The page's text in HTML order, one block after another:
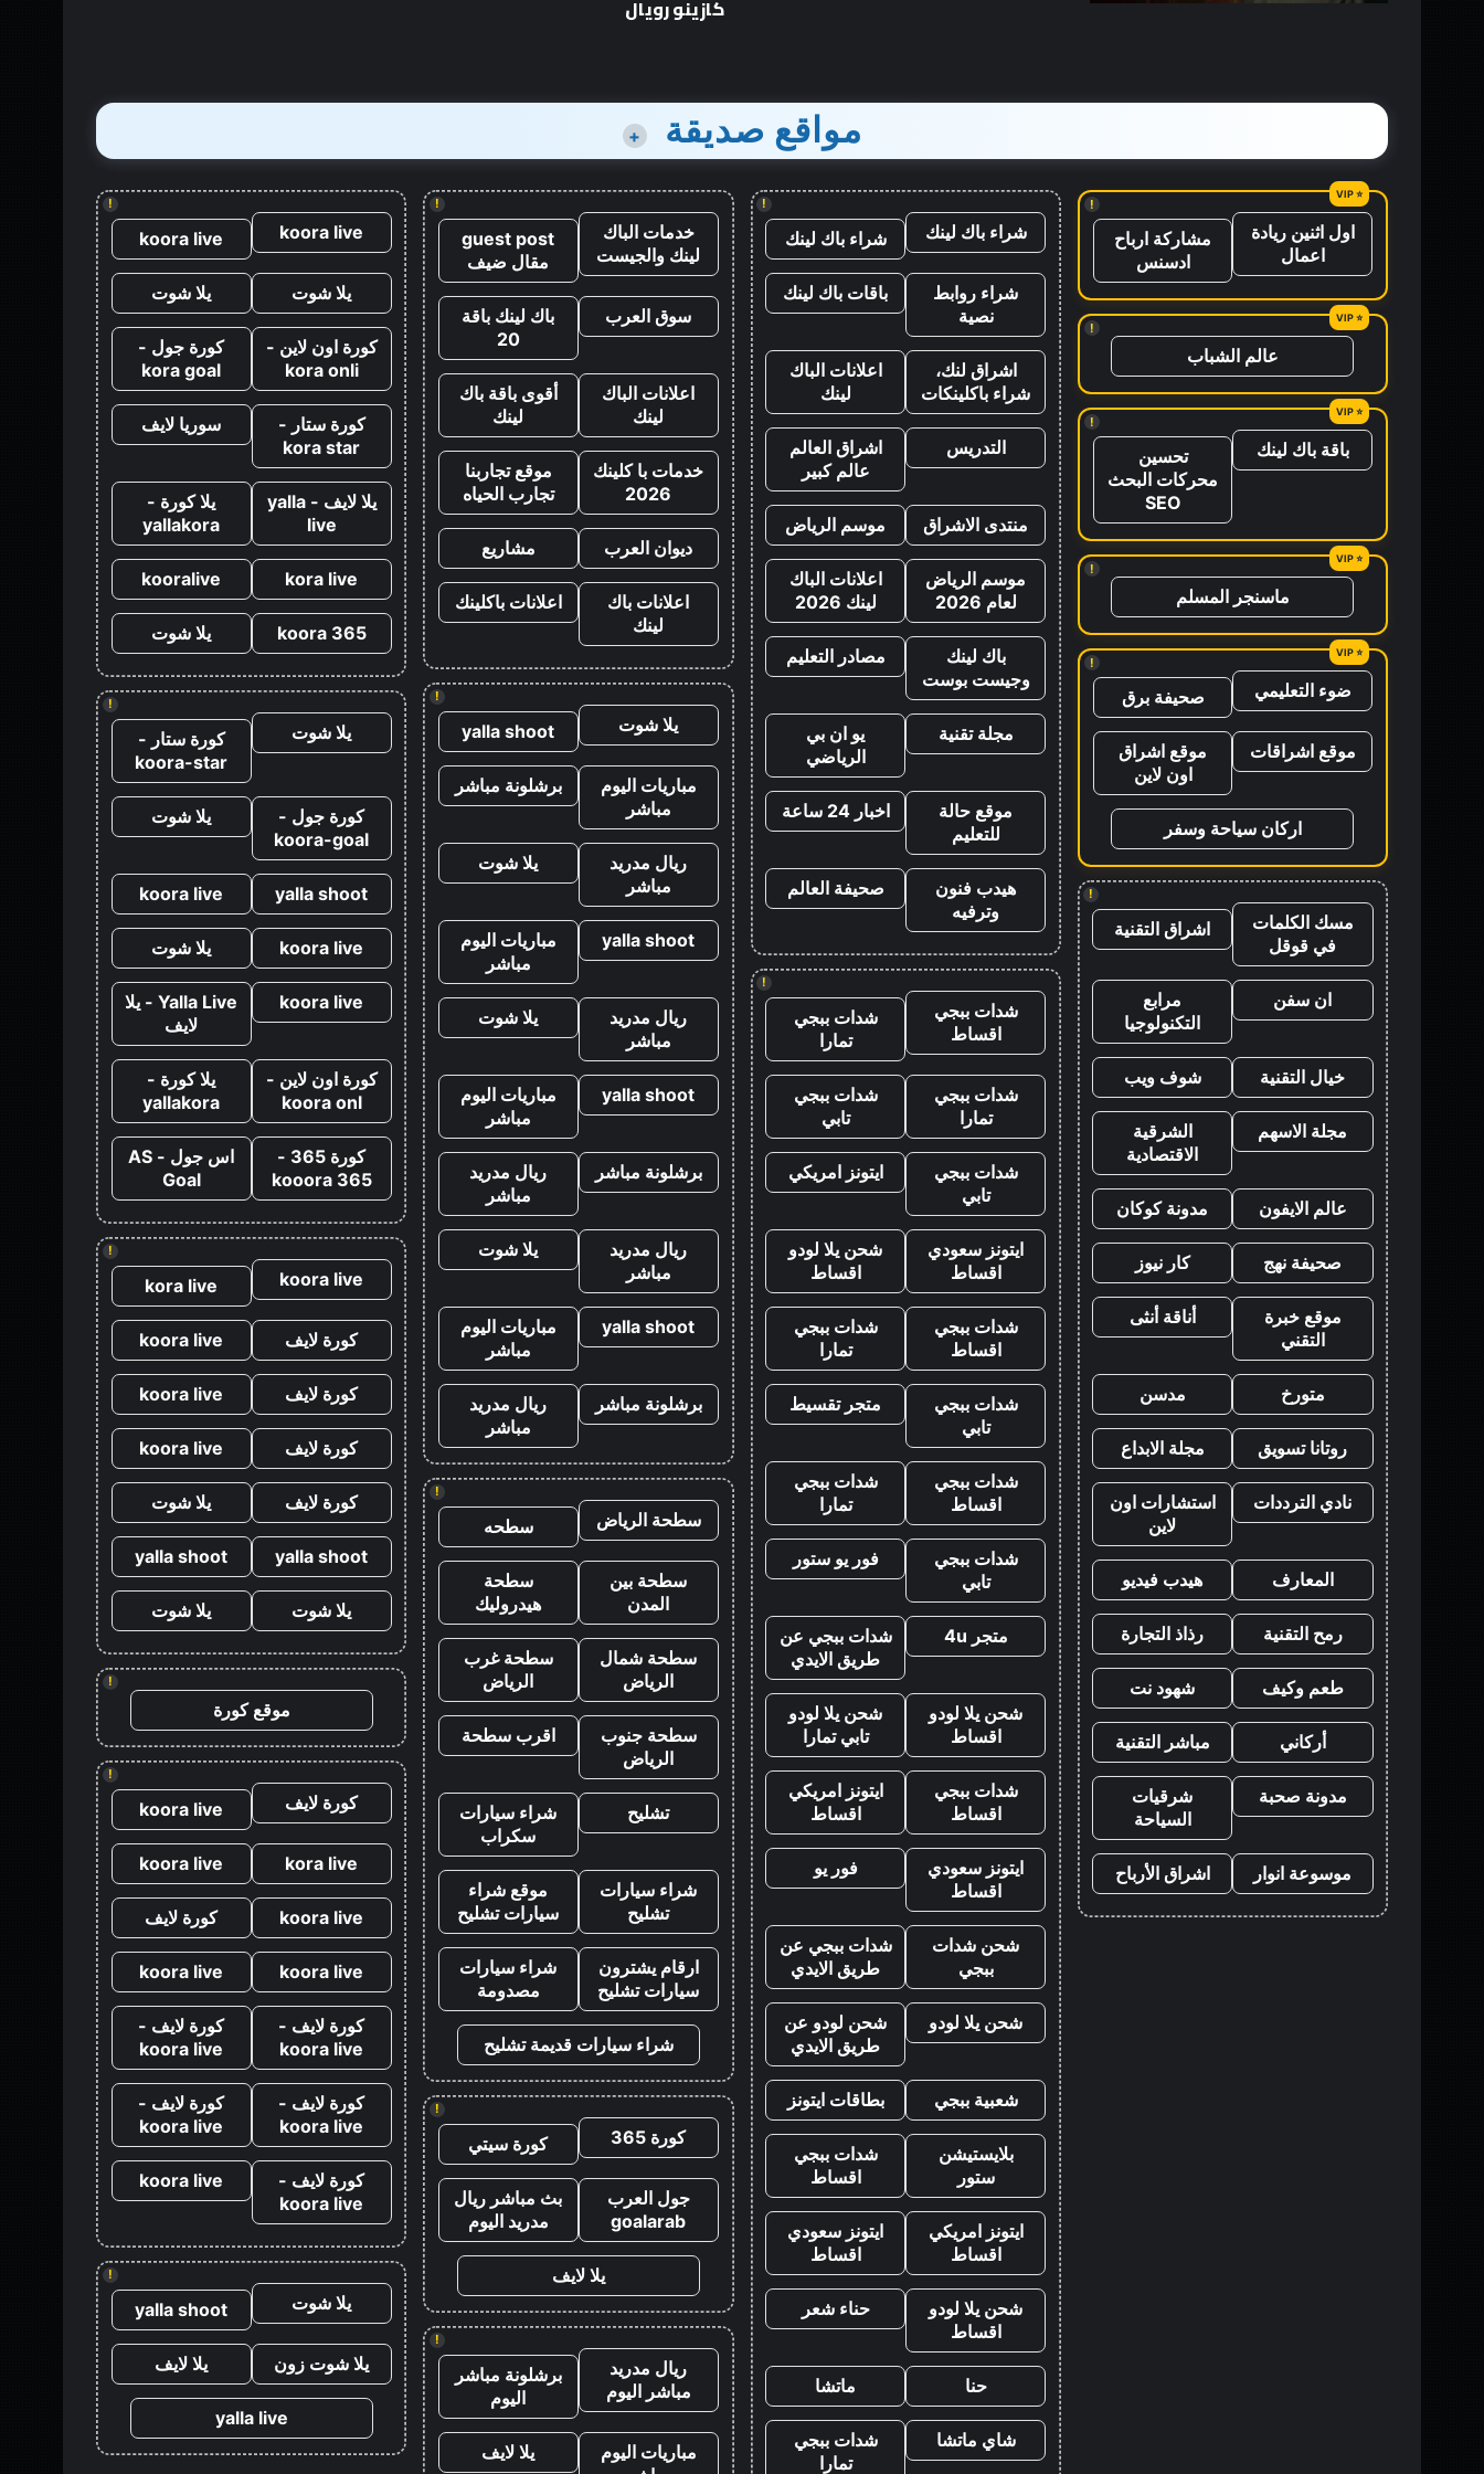
كازينو رويال
مواقع صديقة +
!
اول اثنين ريادة
اعمال
مشاركة ارباح
ادسنس
!
عالم الشباب
!
باقة باك لينك
تحسين
محركات البحث
SEO
!
ماسنجر المسلم
!
ضوء التعليمي صحيفة برق
موقع اشراقات
موقع اشراق
اون لاين
اركان سياحة وسفر
!
مسك الكلمات
في قوقل
اشراق التقنية
ان سفن
مرابع
التكنولوجيا
خيال التقنية شوف ويب
مجلة الاسهم
الشرقية
الاقتصادية
عالم الايفون مدونة كوكان
صحيفة نهج كار نيوز
موقع خبرة
التقني
أناقة أنثى
متورخ مدسن
روتانا تسويق مجلة الابداع
نادي الترددات
استشارات اون
لاين
المعارف هيدب فيديو
رمح التقنية رذاذ التجارة
طعم وكيف شهود نت
أركاني مباشر التقنية
مدونة صحبة
شرقيات
السياحة
موسوعة انوار اشراق الأرباح
!
شراء باك لينك شراء باك لينك
شراء روابط
نصية
باقات باك لينك
اشراق لنك،
شراء باكلينكات
اعلانات الباك
لينك
التدريس
اشراق العالم
عالم كبير
منتدى الاشراق موسم الرياض
موسم الرياض
لعام 2026
اعلانات الباك
لينك 2026
باك لينك
وجيست بوست
مصادر التعليم
مجلة تقنية
يو ان بي
الرياضي
موقع حالة
للتعليم
اخبار 24 ساعة
هيدب فنون
وترفيه
صحيفة العالم
!
شدات ببجي
اقساط
شدات ببجي
تمارا
شدات ببجي
تمارا
شدات ببجي
تابي
شدات ببجي
تابي
ايتونز امريكي
ايتونز سعودي
اقساط
شحن يلا لودو
اقساط
شدات ببجي
اقساط
شدات ببجي
تمارا
شدات ببجي
تابي
متجر تقسيط
شدات ببجي
اقساط
شدات ببجي
تمارا
شدات ببجي
تابي
فور يو ستور
متجر 4u
شدات ببجي عن
طريق الايدي
شحن يلا لودو
اقساط
شحن يلا لودو
تابي تمارا
شدات ببجي
اقساط
ايتونز امريكي
اقساط
ايتونز سعودي
اقساط
فور يو
شحن شدات
ببجي
شدات ببجي عن
طريق الايدي
شحن يلا لودو
شحن لودو عن
طريق الايدي
شعبية ببجي بطاقات ايتونز
بلايستيشن
ستور
شدات ببجي
اقساط
ايتونز امريكي
اقساط
ايتونز سعودي
اقساط
شحن يلا لودو
اقساط
حناء شعر
حنا ماتشا
شاي ماتشا
شدات ببجي
تمارا
!
خدمات الباك
لينك والجيست
guest post
مقال ضيف
سوق العرب
باك لينك باقة
20
اعلانات الباك
لينك
أقوى باقة باك
لينك
خدمات با كلينك
2026
موقع تجاربنا
تجارب الحياه
ديوان العرب مشاريع
اعلانات باك
لينك
اعلانات باكلينك
!
يلا شوت yalla shoot
مباريات اليوم
مباشر
برشلونة مباشر
ريال مدريد
مباشر
يلا شوت
yalla shoot
مباريات اليوم
مباشر
ريال مدريد
مباشر
يلا شوت
yalla shoot
مباريات اليوم
مباشر
برشلونة مباشر
ريال مدريد
مباشر
ريال مدريد
مباشر
يلا شوت
yalla shoot
مباريات اليوم
مباشر
برشلونة مباشر
ريال مدريد
مباشر
!
سطحة الرياض سطحه
سطحة بين
المدن
سطحة
هيدروليك
سطحة شمال
الرياض
سطحة غرب
الرياض
سطحة جنوب
الرياض
اقرب سطحة
تشليح
شراء سيارات
سكراب
شراء سيارات
تشليح
موقع شراء
سيارات تشليح
ارقام يشترون
سيارات تشليح
شراء سيارات
مصدومة
شراء سيارات قديمة تشليح
!
كورة 365 كورة سيتي
جول العرب
goalarab
بث مباشر ريال
مدريد اليوم
يلا لايف
!
ريال مدريد
مباشر اليوم
برشلونة مباشر
اليوم
مباريات اليوم
يلا لايف
!
koora live
koora live
يلا شوت يلا شوت
كورة اون لاين -
kora onli
كورة جول -
kora goal
كورة ستار -
kora star
سوريا لايف
يلا لايف - yalla
live
يلا كورة -
yallakora
kora live
kooralive
koora 365 يلا شوت
!
يلا شوت
كورة ستار -
koora-star
كورة جول -
koora-goal
يلا شوت
yalla shoot
koora live
koora live يلا شوت
koora live
Yalla Live - يلا
لايف
كورة اون لاين -
koora onl
يلا كورة -
yallakora
كورة 365 -
kooora 365
اس جول - AS
Goal
!
koora live
kora live
كورة لايف koora live
كورة لايف koora live
كورة لايف koora live
كورة لايف يلا شوت
yalla shoot
yalla shoot
يلا شوت يلا شوت
!
موقع كورة
!
كورة لايف koora live
kora live
koora live
koora live كورة لايف
koora live
koora live
كورة لايف -
koora live
كورة لايف -
koora live
كورة لايف -
koora live
كورة لايف -
koora live
كورة لايف -
koora live
koora live
!
يلا شوت yalla shoot
يلا شوت زون يلا لايف
yalla live